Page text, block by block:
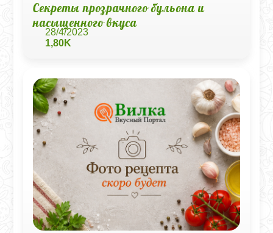
Секреты прозрачного бульона и
насыщенного вкуса
28/4/2023
1,80K